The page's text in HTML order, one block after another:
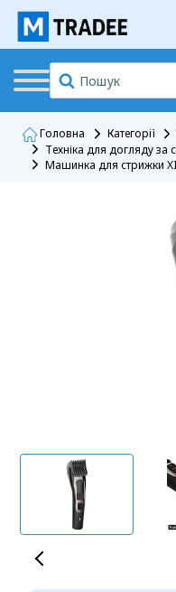
Головна Категорії
Техніка для догляду за
Машинка для стрижки